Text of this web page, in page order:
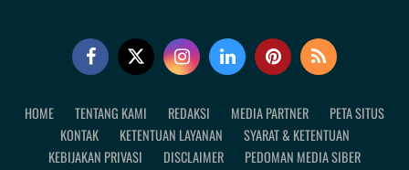
HOME TENTANG KAMI REDAKSI MEDIA PARTNER
PETA SITUS
KONTAK
KETENTUAN LAYANAN
SYARAT & KETENTUAN
KEBIJAKAN PRIVASI
DISCLAIMER PEDOMAN MEDIA SIBER